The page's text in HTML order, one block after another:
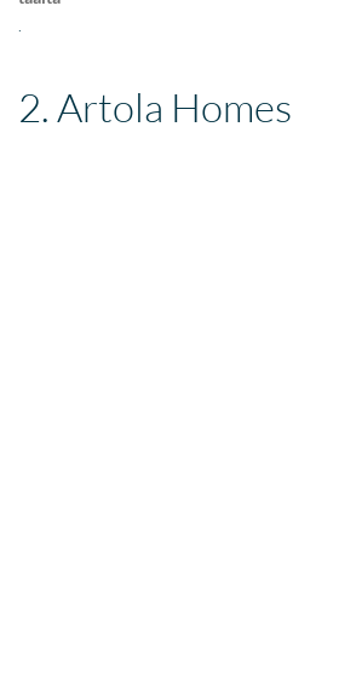
2. Artola Homes